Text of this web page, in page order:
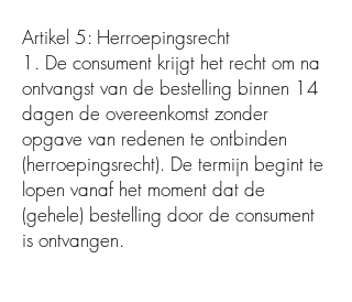
Artikel 5: Herroepingsrecht
1. De consument krijgt het recht om na
ontvangst van de bestelling binnen 14
dagen de overeenkomst zonder
opgave van redenen te ontbinden
(herroepingsrecht). De termijn begint te
lopen vanaf het moment dat de
(gehele) bestelling door de consument
is ontvangen.